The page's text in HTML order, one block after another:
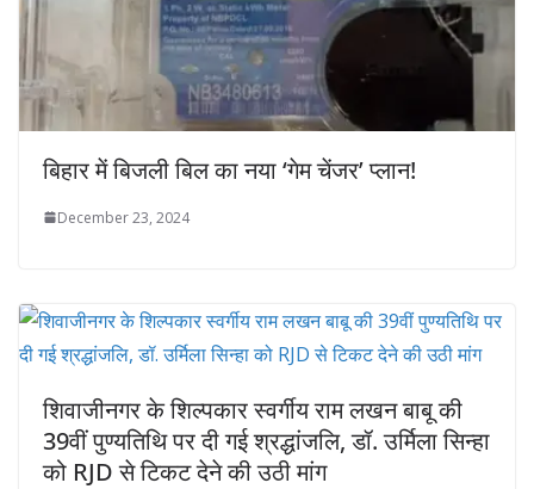
बिहार में बिजली बिल का नया ‘गेम चेंजर’ प्लान!
December 23, 2024
शिवाजीनगर के शिल्पकार स्वर्गीय राम लखन बाबू की
39वीं पुण्यतिथि पर दी गई श्रद्धांजलि, डॉ. उर्मिला सिन्हा
को RJD से टिकट देने की उठी मांग